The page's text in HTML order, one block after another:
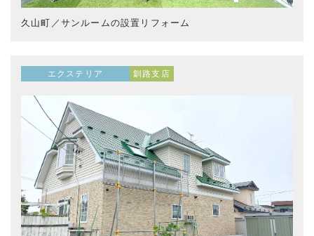
久山町／サンルームの設置リフォーム
エクステリア 釧路支店